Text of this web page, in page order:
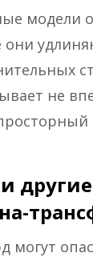
модели
не
могут